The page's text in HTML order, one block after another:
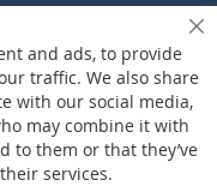
and ads, to provide
traffic. We also share
with our social media,
may combine it with
to them or that they’ve
services.